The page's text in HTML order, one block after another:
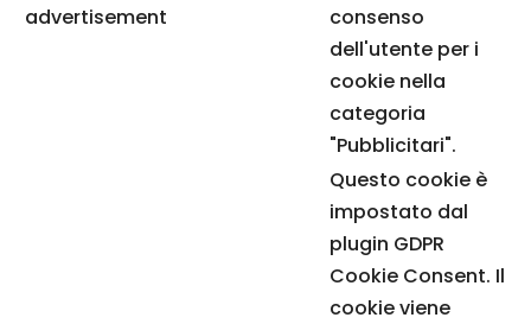
advertisement
consenso
dell'utente per i
cookie nella
categoria
"Pubblicitari".
Questo cookie è
impostato dal
plugin GDPR
Cookie Consent. Il
cookie viene